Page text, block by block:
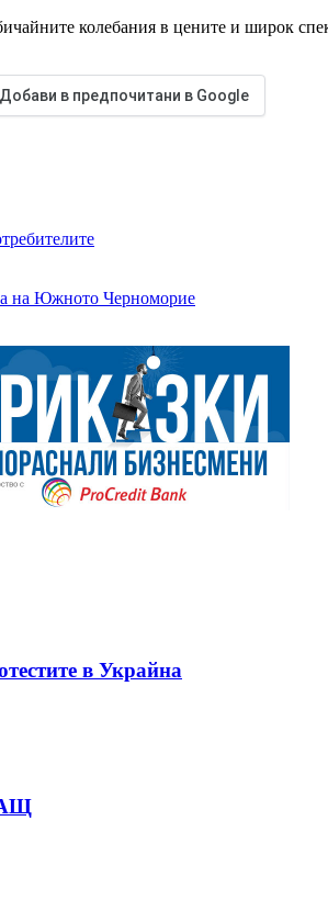
колебания в цените и широк
Добави в предпочитани в Google
на Южното Черноморие
в Украйна